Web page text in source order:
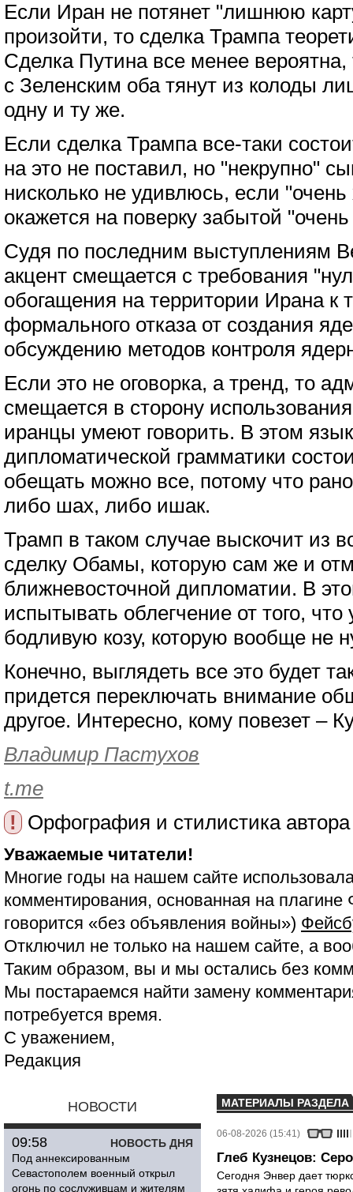
Если Иран не потянет "лишнюю
произойти, то сделка Трампа
Сделка Путина все менее вероятна,
с Зеленским оба тянут из колоды
одну и ту же.
Если сделка Трампа все-таки
на это не поставил, но "некрупно"
нисколько не удивлюсь, если
окажется на поверку забытой
Судя по последним выступлениям
акцент смещается с требования
обогащения на территории Ирана к
формального отказа от создания
обсуждению методов контроля
Если это не оговорка, а тренд, то
смещается в сторону
иранцы умеют говорить. В этом
дипломатической грамматики
обещать можно все, потому что
либо шах, либо ишак.
Трамп в таком случае выскочит из
сделку Обамы, которую сам же и
ближневосточной дипломатии. В
испытывать облегчение от того,
бодливую козу, которую вообще не
Конечно, выглядеть все это будет
придется переключать внимание
другое. Интересно, кому повезет –
Владимир Пастухов
t.me
!
Орфография и стилистика
Уважаемые читатели!
Многие годы на нашем сайте
комментирования, основанная на
говорится «без объявления войны»)
Отключил не только на нашем сайте, а
Таким образом, вы и мы остались без
Мы постараемся найти замену
потребуется время.
С уважением,
Редакция
НОВОСТИ
НОВОСТЬ ДНЯ
09:58
Под аннексированным
Севастополем военный открыл
огонь по сослуживцам и жителям
МАТЕРИАЛЫ РАЗДЕЛА
06-08-2026 (15:41)
Глеб Кузнецов:
Сегодня Энвер дает